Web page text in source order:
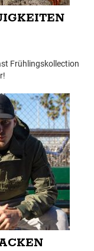
Frühlingskollection